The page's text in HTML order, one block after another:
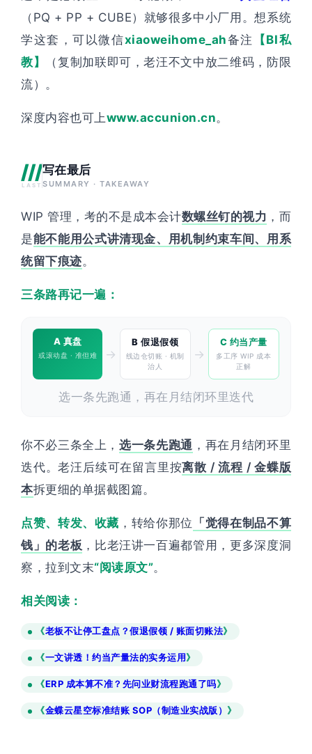
（PQ + PP + CUBE）就够很多中小厂用。想系统
学这套，可以微信xiaoweihome_ah备注
【BI私
教】
（复制加联即可，老汪不文中放二维码，防限
流）。
深度内容也可上www.accunion.cn。
///
LAST
写在最后
SUMMARY · TAKEAWAY
WIP 管理，考的不是成本会计数螺丝钉的视力 ，而
是能不能用公式讲清现金、用机制约束车间、用系
统留下痕迹。
三条路再记一遍：
A 真盘
或滚动盘 · 准但难 →
B 假退假领
线边仓切账 · 机制
治人
→
C 约当产量
多工序 WIP 成本
正解
选一条先跑通，再在月结闭环里迭代
你不必三条全上，选一条先跑通 ，再在月结闭环里
迭代。老汪后续可在留言里按离散 / 流程 / 金蝶版
本拆更细的单据截图篇。
点赞、转发、收藏 ，转给你那位 「觉得在制品不算
钱」的老板 ，比老汪讲一百遍都管用，更多深度洞
察，拉到文末“阅读原文”。
相关阅读：
《老板不让停工盘点？假退假领 / 账面切账法》
《一文讲透！约当产量法的实务运用》
《ERP 成本算不准？先问业财流程跑通了吗》
《金蝶云星空标准结账 SOP（制造业实战版） 》